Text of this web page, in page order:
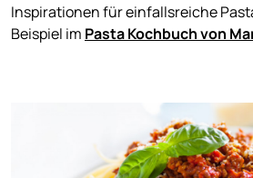
Inspirationen für einfallsreiche
Beispiel im Pasta Kochbuch von